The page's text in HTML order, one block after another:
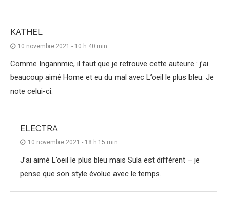
KATHEL
10 novembre 2021 - 10 h 40 min
Comme Ingannmic, il faut que je retrouve cette auteure : j’ai
beaucoup aimé Home et eu du mal avec L’oeil le plus bleu. Je
note celui-ci.
ELECTRA
10 novembre 2021 - 18 h 15 min
J’ai aimé L’oeil le plus bleu mais Sula est différent – je
pense que son style évolue avec le temps.